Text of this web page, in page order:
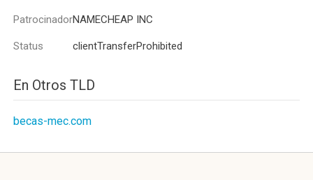
PatrocinadorNAMECHEAP INC
Status clientTransferProhibited
En Otros TLD
becas-mec.com